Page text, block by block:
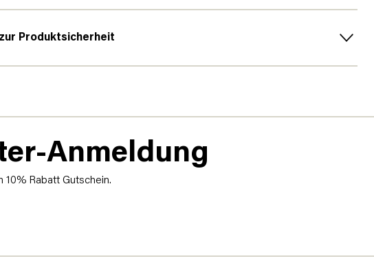
Produktsicherheit
Anmeldung
Rabatt Gutschein.